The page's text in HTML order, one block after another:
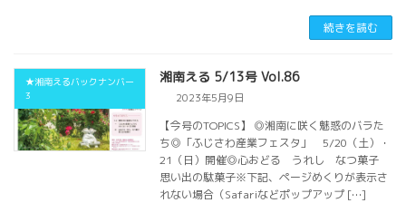
続きを読む
★湘南えるバックナンバー
3
湘南える 5/13号 Vol.86
2023年5月9日
【今号のTOPICS】 ◎湘南に咲く魅惑のバラた
ち◎「ふじさわ産業フェスタ」 5/20（土）・
21（日）開催◎心おどる うれし なつ菓子
思い出の駄菓子※下記、ページめくりが表示さ
れない場合（Safariなどポップアップ […]